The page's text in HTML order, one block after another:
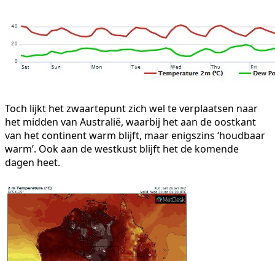
Toch lijkt het zwaartepunt zich wel te verplaatsen naar
het midden van Australië, waarbij het aan de oostkant
van het continent warm blijft, maar enigszins ‘houdbaar
warm’. Ook aan de westkust blijft het de komende
dagen heet.